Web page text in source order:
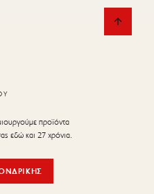
προϊόντα
εδώ και 27 χρόνια.